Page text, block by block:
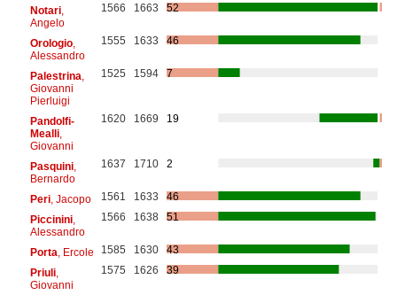
Notari,
Angelo
1566 1663 52
Orologio,
Alessandro
1555 1633 46
Palestrina
Giovanni
Pierluigi
1525 1594 7
Pandolfi-
Mealli,
Giovanni
1620 1669 19
Pasquini,
Bernardo
1637 1710 2
Peri, Jacopo 1561 1633
46
Piccinini,
Alessandro
1566 1638 51
Porta , Ercole 1585 1630
43
Priuli,
Giovanni
1575 1626 39